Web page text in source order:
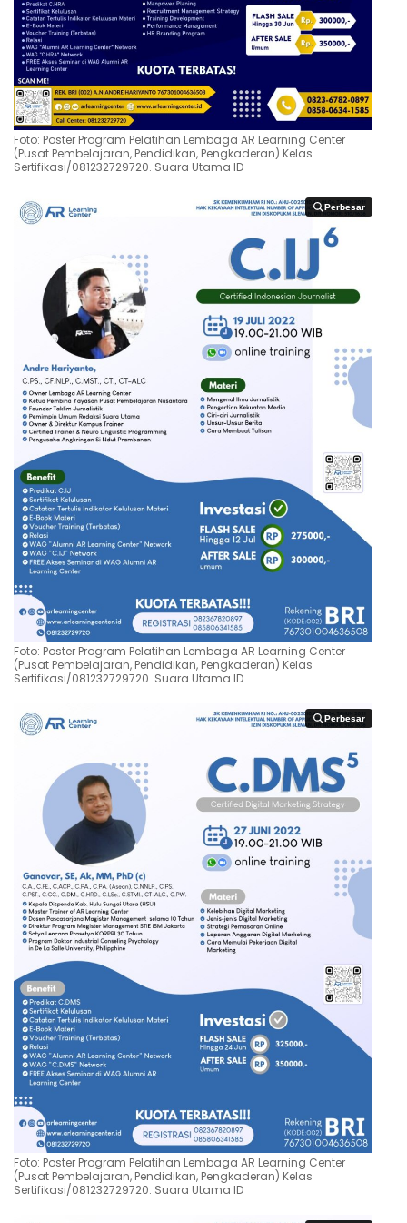
Foto: Poster Program Pelatihan Lembaga AR Learning Center
(Pusat Pembelajaran, Pendidikan, Pengkaderan) Kelas
Sertifikasi/081232729720. Suara Utama ID
Perbesar
Perbesar
Foto: Poster Program Pelatihan Lembaga AR Learning Center
(Pusat Pembelajaran, Pendidikan, Pengkaderan) Kelas
Sertifikasi/081232729720. Suara Utama ID
Perbesar
Perbesar
Foto: Poster Program Pelatihan Lembaga AR Learning Center
(Pusat Pembelajaran, Pendidikan, Pengkaderan) Kelas
Sertifikasi/081232729720. Suara Utama ID